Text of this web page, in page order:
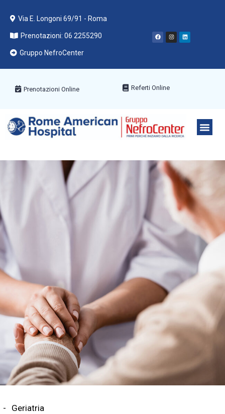
Via E. Longoni 69/91 - Roma
Prenotazioni: 06 2255290
Gruppo NefroCenter
Prenotazioni Online Referti Online
Geriatria